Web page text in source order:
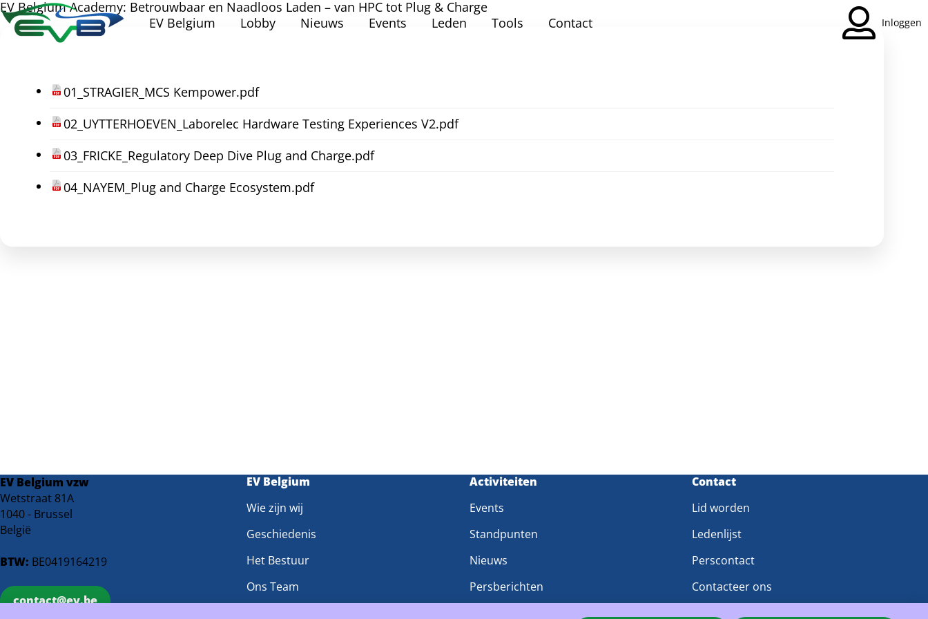
EV Belgium Lobby Nieuws Events Leden Tools Contact Inloggen
EV Belgium Academy: Betrouwbaar en Naadloos Laden – van HPC tot Plug & Charge
01_STRAGIER_MCS Kempower.pdf
02_UYTTERHOEVEN_Laborelec Hardware Testing Experiences V2.pdf
03_FRICKE_Regulatory Deep Dive Plug and Charge.pdf
04_NAYEM_Plug and Charge Ecosystem.pdf
EV Belgium vzw
Wetstraat 81A
1040 - Brussel
België
BTW: BE0419164219
contact@ev.be
EV Belgium
Wie zijn wij
Geschiedenis
Het Bestuur
Ons Team
Activiteiten
Events
Standpunten
Nieuws
Persberichten
Contact
Lid worden
Ledenlijst
Perscontact
Contacteer ons